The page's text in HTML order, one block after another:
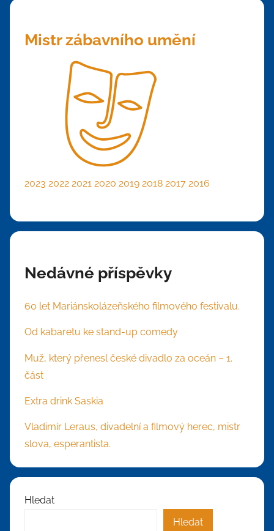
Mistr zábavního umění
2023 2022 2021 2020 2019 2018 2017 2016
Nedávné příspěvky
60 let Mariánskolázeňského filmového festivalu.
Od kabaretu ke stand-up comedy
Muž, který přenesl české divadlo za oceán – 1.
část
Extra drink Saskia
Vladimír Leraus, divadelní a filmový herec, mistr
slova, esperantista.
Hledat
Hledat